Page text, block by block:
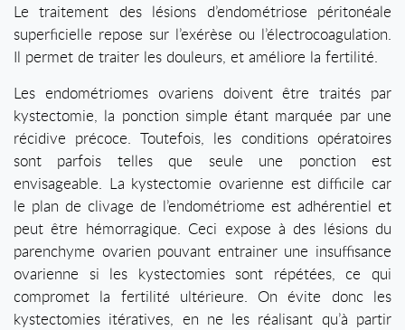
Le traitement des lésions d’endométriose péritonéale
superficielle repose sur l’exérèse ou l’électrocoagulation.
Il permet de traiter les douleurs, et améliore la fertilité.
Les endométriomes ovariens doivent être traités par
kystectomie, la ponction simple étant marquée par une
récidive précoce. Toutefois, les conditions opératoires
sont parfois telles que seule une ponction est
envisageable. La kystectomie ovarienne est difficile car
le plan de clivage de l’endométriome est adhérentiel et
peut être hémorragique. Ceci expose à des lésions du
parenchyme ovarien pouvant entrainer une insuffisance
ovarienne si les kystectomies sont répétées, ce qui
compromet la fertilité ultérieure. On évite donc les
kystectomies itératives, en ne les réalisant qu’à partir